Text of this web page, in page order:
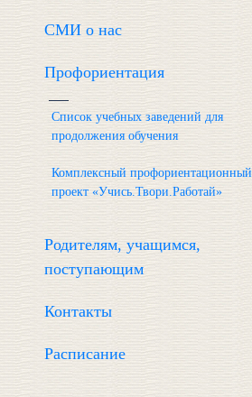
СМИ о нас
Профориентация
Список учебных заведений для
продолжения обучения
Комплексный профориентационный
проект «Учись.Твори.Работай»
Родителям, учащимся,
поступающим
Контакты
Расписание